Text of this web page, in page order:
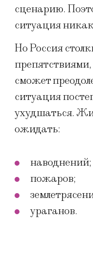
сценарию.
ситуация
Но Россия
сможет
ситуация
ухудшаться.
ожидать:
наводнений;
пожаров;
ураганов.